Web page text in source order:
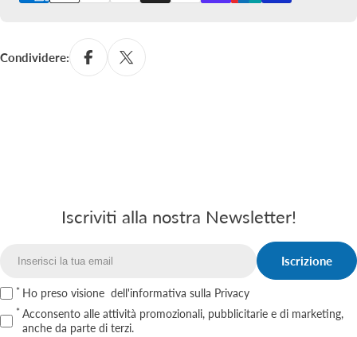
Condividere:
Iscriviti alla nostra Newsletter!
Iscrizione
Ho preso visione dell'informativa sulla Privacy
Acconsento alle attività promozionali, pubblicitarie e di marketing,
anche da parte di terzi.